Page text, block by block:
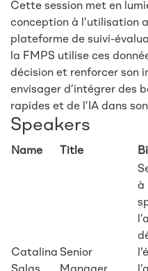
Cette session met en
conception à l’utilisation
plateforme de suivi-
la FMPS utilise ces
décision et renforcer son
envisager d’intégrer des
rapides et de l’IA dans
Speakers
Name Title
Catalina Senior
à